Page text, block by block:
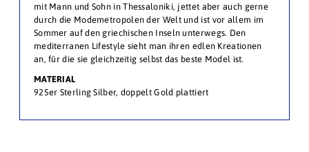
mit Mann und Sohn in Thessaloniki, jettet aber auch gerne
durch die Modemetropolen der Welt und ist vor allem im
Sommer auf den griechischen Inseln unterwegs. Den
mediterranen Lifestyle sieht man ihren edlen Kreationen
an, für die sie gleichzeitig selbst das beste Model ist.
MATERIAL
925er Sterling Silber, doppelt Gold plattiert